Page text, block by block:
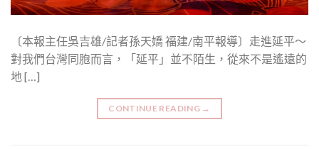
〔本報主任吳吉雄/記者孫天嬌 福建/南平報導〕走進延平～
對我們台灣同胞而言，「延平」並不陌生，從來不是遙遠的
地 […]
CONTINUE READING →